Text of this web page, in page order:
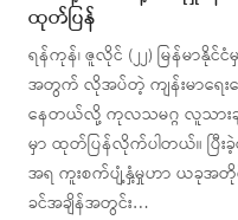
ထုတ်ပြန်
ရန်ကုန်၊ ဇူလိုင် (၂၂) မြန်မာနို
အတွက် လိုအပ်တဲ့ ကျန်းမာရေ
နေတယ်လို့ ကုလသမဂ္ဂ လူသားချ
မှာ ထုတ်ပြန်လိုက်ပါတယ်။ ပြီ
အရ ကူးစက်ပျံ့နှံ့မှုဟာ ယခုအတို
ခင်အချိန်အတွင်း…